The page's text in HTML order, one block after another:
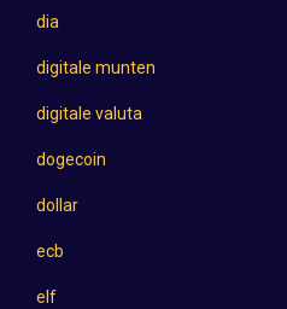
dia
digitale munten
digitale valuta
dogecoin
dollar
ecb
elf